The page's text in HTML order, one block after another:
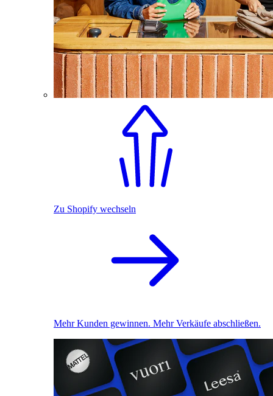
Zu Shopify wechseln
Mehr Kunden gewinnen. Mehr Verkäufe abschließen.